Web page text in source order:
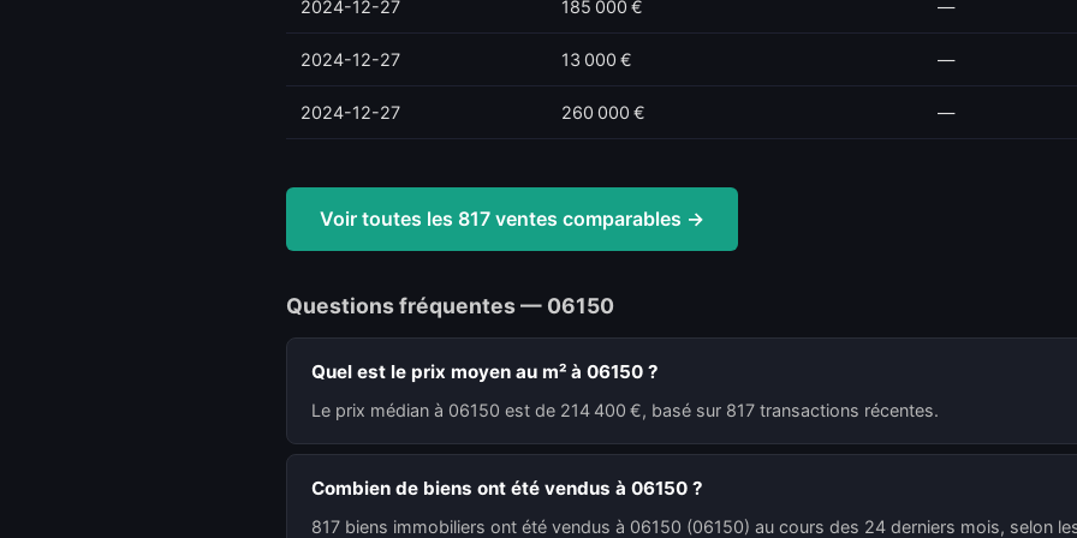
2024-12-27 185 000 € —
2024-12-27 13 000 € —
2024-12-27 260 000 € —
Voir toutes les 817 ventes comparables →
Questions fréquentes — 06150
Quel est le prix moyen au m² à 06150 ?
Le prix médian à 06150 est de 214 400 €, basé sur 817 transactions récentes.
Combien de biens ont été vendus à 06150 ?
817 biens immobiliers ont été vendus à 06150 (06150) au cours des 24 derniers mois, selon